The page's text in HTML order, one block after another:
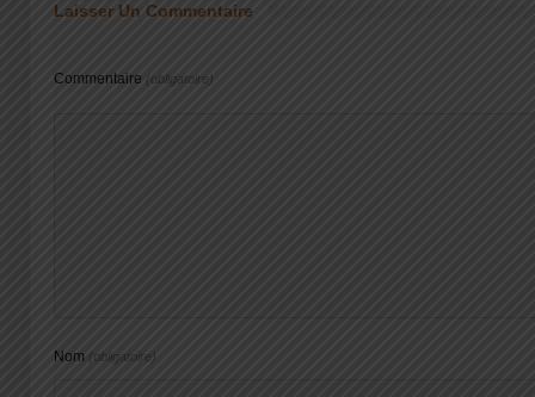
Laisser Un Commentaire
Commentaire (obligatoire)
Nom (obligatoire)